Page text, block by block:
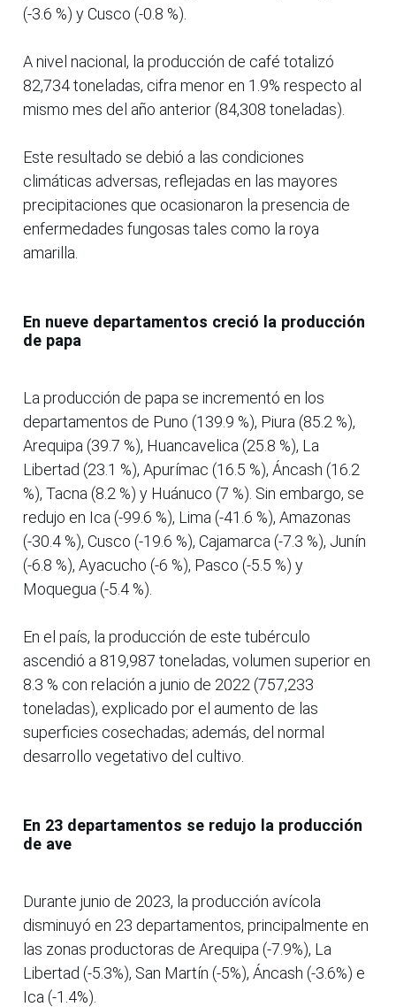
(-3.6 %) y Cusco (-0.8 %).
A nivel nacional, la producción de café totalizó
82,734 toneladas, cifra menor en 1.9% respecto al
mismo mes del año anterior (84,308 toneladas).
Este resultado se debió a las condiciones
climáticas adversas, reflejadas en las mayores
precipitaciones que ocasionaron la presencia de
enfermedades fungosas tales como la roya
amarilla.
En nueve departamentos creció la producción
de papa
La producción de papa se incrementó en los
departamentos de Puno (139.9 %), Piura (85.2 %),
Arequipa (39.7 %), Huancavelica (25.8 %), La
Libertad (23.1 %), Apurímac (16.5 %), Áncash (16.2
%), Tacna (8.2 %) y Huánuco (7 %). Sin embargo, se
redujo en Ica (-99.6 %), Lima (-41.6 %), Amazonas
(-30.4 %), Cusco (-19.6 %), Cajamarca (-7.3 %), Junín
(-6.8 %), Ayacucho (-6 %), Pasco (-5.5 %) y
Moquegua (-5.4 %).
En el país, la producción de este tubérculo
ascendió a 819,987 toneladas, volumen superior en
8.3 % con relación a junio de 2022 (757,233
toneladas), explicado por el aumento de las
superficies cosechadas; además, del normal
desarrollo vegetativo del cultivo.
En 23 departamentos se redujo la producción
de ave
Durante junio de 2023, la producción avícola
disminuyó en 23 departamentos, principalmente en
las zonas productoras de Arequipa (-7.9%), La
Libertad (-5.3%), San Martín (-5%), Áncash (-3.6%) e
Ica (-1.4%).